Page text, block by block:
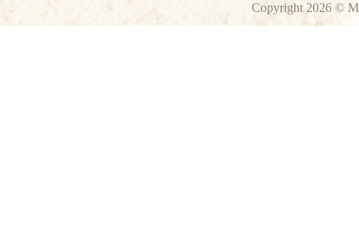
Copyright 2026 ©